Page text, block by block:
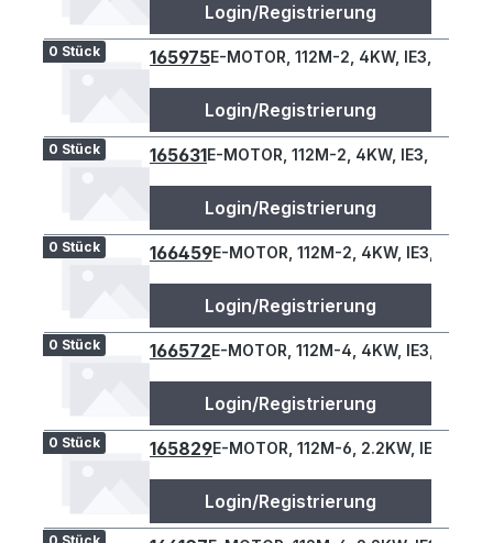
Login/Registrierung
0 Stück 165975E-MOTOR, 112M-2, 4KW, IE3, B34L
Login/Registrierung
0 Stück 165631E-MOTOR, 112M-2, 4KW, IE3, B34L
Login/Registrierung
0 Stück 166459E-MOTOR, 112M-2, 4KW, IE3, B34L
Login/Registrierung
0 Stück 166572E-MOTOR, 112M-4, 4KW, IE3, B34L
Login/Registrierung
0 Stück 165829E-MOTOR, 112M-6, 2.2KW, IE3, B34L
Login/Registrierung